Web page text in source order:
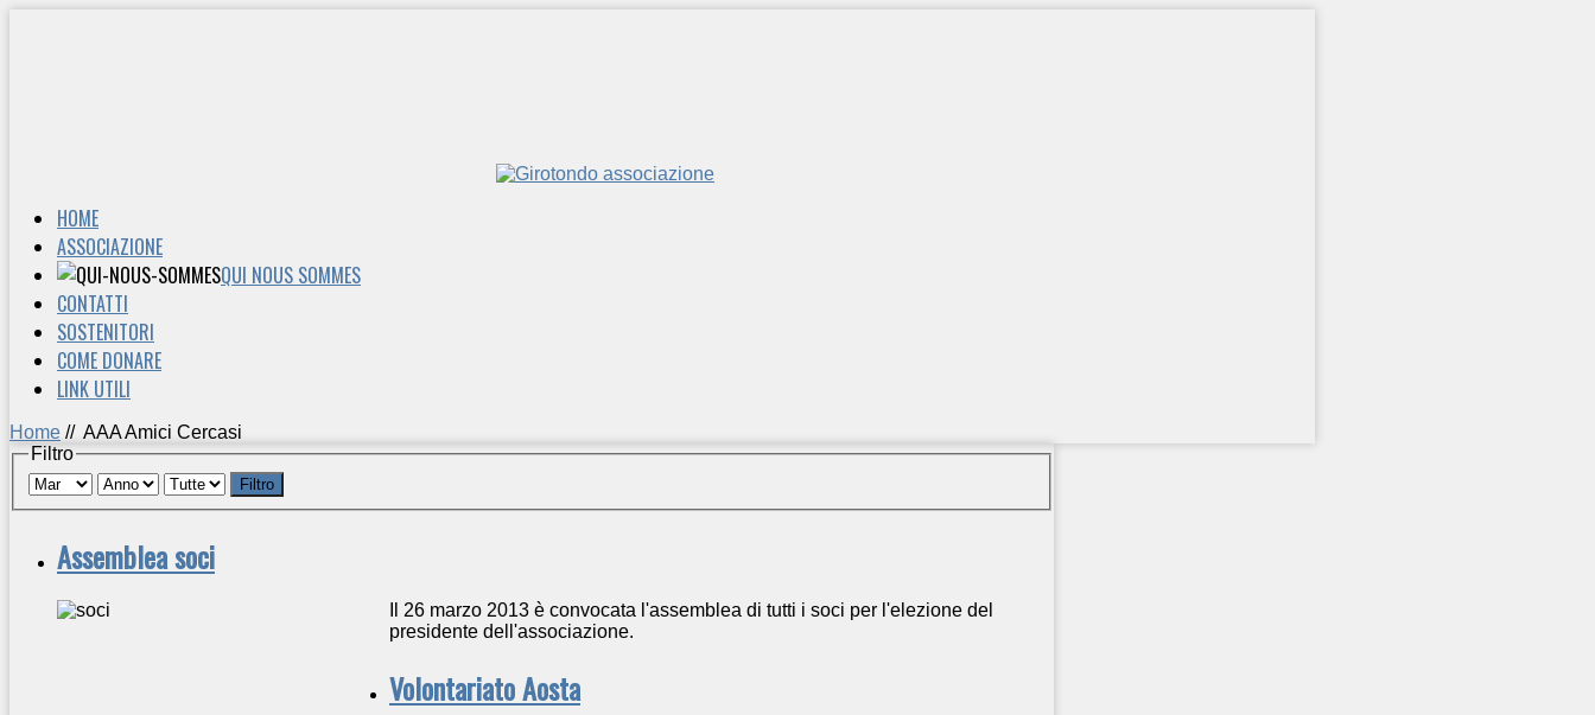
HOME
ASSOCIAZIONE
QUI NOUS SOMMES
CONTATTI
SOSTENITORI
COME DONARE
LINK UTILI
Home // AAA Amici Cercasi
Filtro
Filtro
Assemblea soci
Il 26 marzo 2013 è convocata l'assemblea di tutti i soci per l'elezione del
presidente dell'associazione.
Volontariato Aosta